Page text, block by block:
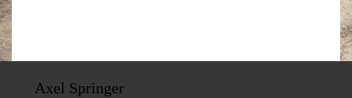
Axel Springer